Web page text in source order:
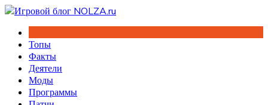
Перейти
содержимому
Топы
Факты
Деятели
Моды
Программы